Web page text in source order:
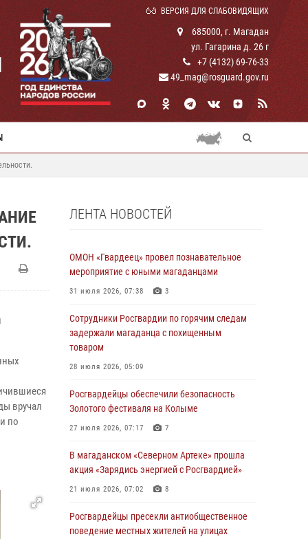
ВЕРСИЯ ДЛЯ СЛАБОВИДЯЩИХ
685000, г. Магадан
ул. Гагарина д. 26 г
+7 (4132) 69-76-33
49_mag@rosguard.gov.ru
вручал
по
ЛЕНТА НОВОСТЕЙ
ОМОН «Гвардеец» провел познавательное
мероприятие с юными магаданцами
31 июля 2026, 07:38 3
Сотрудники Росгвардии по горячим следам
задержали магаданца с похищенным
товаром
28 июля 2026, 05:09
Росгвардейцы обеспечили безопасность
Золотого фестиваля на Колыме
27 июля 2026, 07:17 7
В магаданском «Северном Артеке» прошла
акция «Зарядись энергией с Росгвардией»
21 июля 2026, 07:02 8
Росгвардейцы пресекли антиобщественное
поведение местных жителей на улицах